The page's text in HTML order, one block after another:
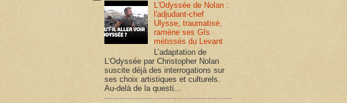
L'Odyssée de Nolan :
l'adjudant-chef
Ulysse, traumatisé,
ramène ses GIs
métissés du Levant
L’adaptation de
L’Odyssée par Christopher Nolan
suscite déjà des interrogations sur
ses choix artistiques et culturels.
Au-delà de la questi...